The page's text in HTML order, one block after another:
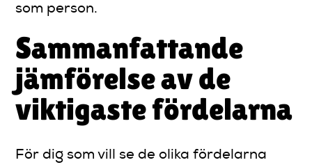
som person.
Sammanfattande
jämförelse av de
viktigaste fördelarna
För dig som vill se de olika fördelarna